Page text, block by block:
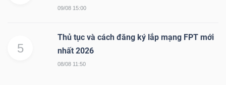
09/08 15:00
5
Thủ tục và cách đăng ký lắp mạng FPT mới
nhất 2026
08/08 11:50